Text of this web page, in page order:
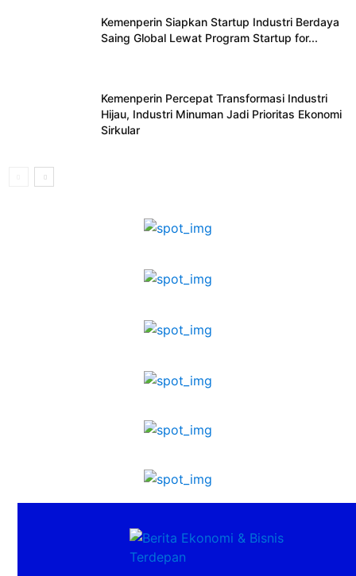
Kemenperin Siapkan Startup Industri Berdaya
Saing Global Lewat Program Startup for...
Kemenperin Percepat Transformasi Industri
Hijau, Industri Minuman Jadi Prioritas Ekonomi
Sirkular